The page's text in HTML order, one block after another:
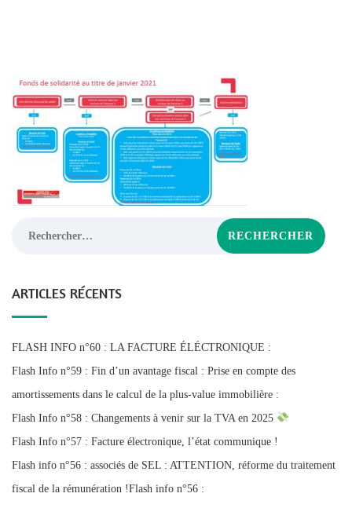
ARTICLES RÉCENTS
FLASH INFO n°60 : LA FACTURE ÉLÉCTRONIQUE :
Flash Info n°59 : Fin d’un avantage fiscal : Prise en compte des
amortissements dans le calcul de la plus-value immobilière :
Flash Info n°58 : Changements à venir sur la TVA en 2025
Flash Info n°57 : Facture électronique, l’état communique !
Flash info n°56 : associés de SEL : ATTENTION, réforme du traitement
fiscal de la rémunération !Flash info n°56 :